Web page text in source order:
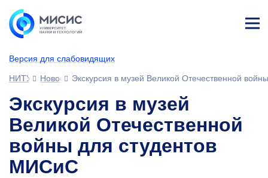
Версия для слабовидящих
ине
НИТУ МИСИС
НовостиЭкскурсия в музей Великой Отечественной
Экскурсия в музей
Великой Отечественной
войны для студентов
МИСиС